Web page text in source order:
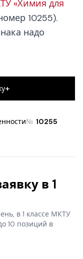
«Химия для
10255).
надо
+
№ 10255
в 1
в 1 классе МКТУ
10 позиций в